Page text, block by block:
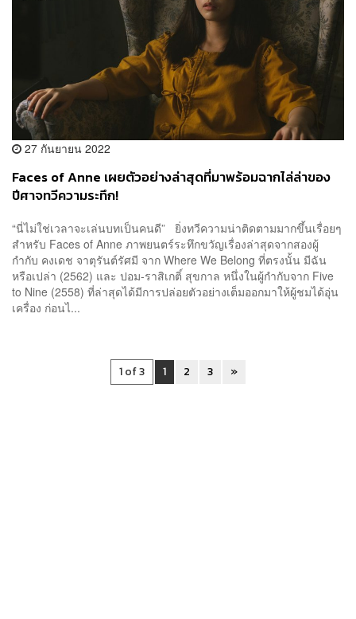
27 กันยายน 2022
Faces of Anne เผยตัวอย่างล่าสุดที่มาพร้อมฉากไล่ล่าของ
ปีศาจทวีความระทึก!
“นี่ไม่ใช่เวลาจะเล่นบทเป็นคนดี” ยิ่งทวีความน่าติดตามมากขึ้นเรื่อยๆ
สำหรับ Faces of Anne ภาพยนตร์ระทึกขวัญเรื่องล่าสุดจากสองผู้
กำกับ คงเดช จาตุรันต์รัศมี จาก Where We Belong ที่ตรงนั้น มีฉัน
หรือเปล่า (2562) และ ปอม-ราสิเกติ์ สุขกาล หนึ่งในผู้กำกับจาก Five
to Nine (2558) ที่ล่าสุดได้มีการปล่อยตัวอย่างเต็มออกมาให้ผู้ชมได้อุ่น
เครื่อง ก่อนไ...
1 of 3 1 2 3 »